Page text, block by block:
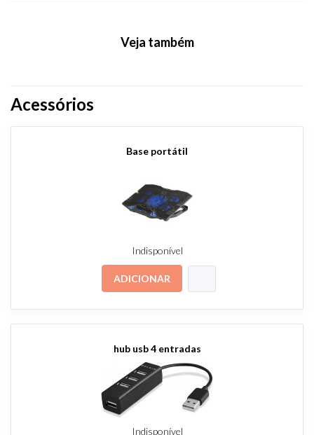
Veja também
Acessórios
Base portátil
Indisponível
ADICIONAR
hub usb 4 entradas
Indisponível